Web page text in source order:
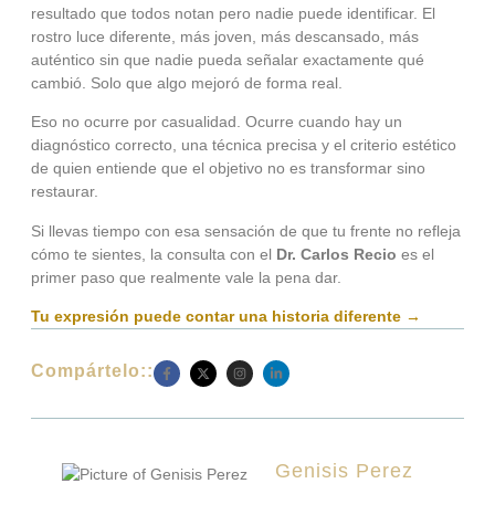
resultado que todos notan pero nadie puede identificar. El
rostro luce diferente, más joven, más descansado, más
auténtico sin que nadie pueda señalar exactamente qué
cambió. Solo que algo mejoró de forma real.
Eso no ocurre por casualidad. Ocurre cuando hay un
diagnóstico correcto, una técnica precisa y el criterio estético
de quien entiende que el objetivo no es transformar sino
restaurar.
Si llevas tiempo con esa sensación de que tu frente no refleja
cómo te sientes, la consulta con el Dr. Carlos Recio es el
primer paso que realmente vale la pena dar.
Tu expresión puede contar una historia diferente →
Compártelo::
Genisis Perez